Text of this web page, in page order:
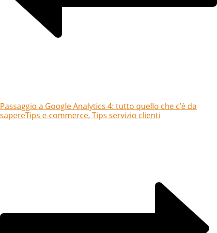
Passaggio a Google Analytics 4: tutto quello che c’è da
sapereTips e-commerce, Tips servizio clienti